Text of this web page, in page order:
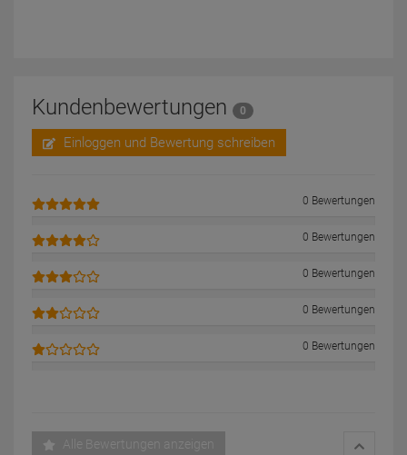
Kundenbewertungen 0
Einloggen und Bewertung schreiben
0 Bewertungen
0 Bewertungen
0 Bewertungen
0 Bewertungen
0 Bewertungen
Alle Bewertungen anzeigen